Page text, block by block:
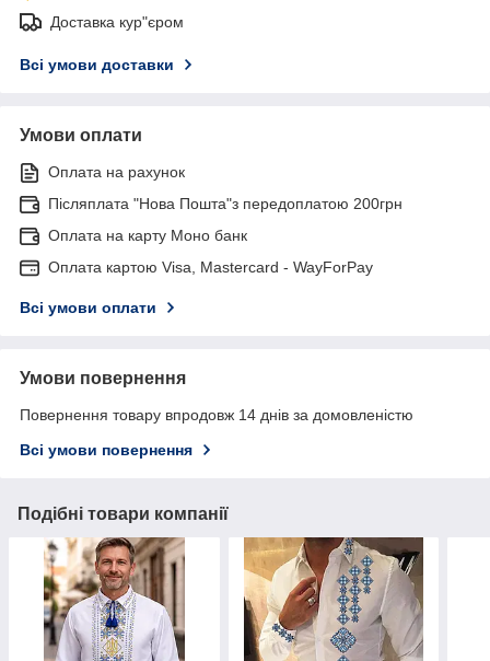
Доставка кур"єром
Всі умови доставки
Умови оплати
Оплата на рахунок
Післяплата "Нова Пошта"з передоплатою 200грн
Оплата на карту Моно банк
Оплата картою Visa, Mastercard - WayForPay
Всі умови оплати
Умови повернення
Повернення товару впродовж 14 днів за домовленістю
Всі умови повернення
Подібні товари компанії